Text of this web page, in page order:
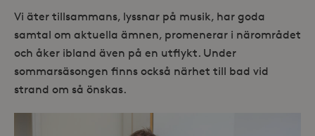
Vi äter tillsammans, lyssnar på musik, har goda
samtal om aktuella ämnen, promenerar i närområdet
och åker ibland även på en utflykt. Under
sommarsäsongen finns också närhet till bad vid
strand om så önskas.